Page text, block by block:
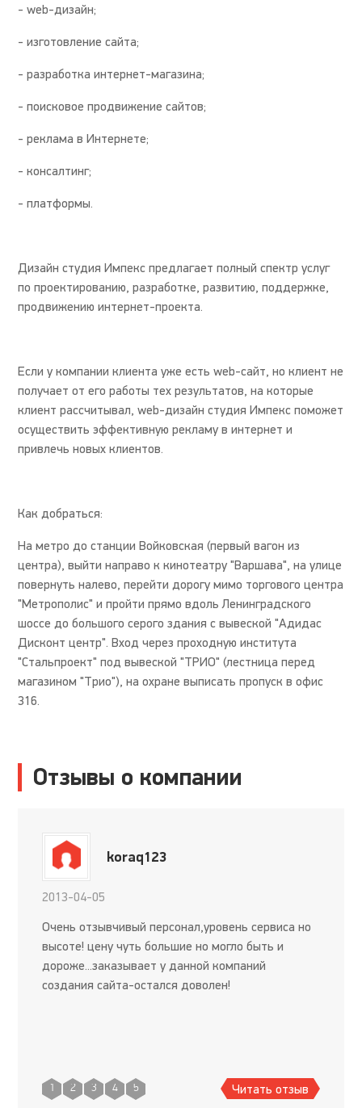
- web-дизайн;
- изготовление сайта;
- разработка интернет-магазина;
- поисковое продвижение сайтов;
- реклама в Интернете;
- консалтинг;
- платформы.
Дизайн студия Импекс предлагает полный спектр услуг
по проектированию, разработке, развитию, поддержке,
продвижению интернет-проекта.
Если у компании клиента уже есть web-сайт, но клиент не
получает от его работы тех результатов, на которые
клиент рассчитывал, web-дизайн студия Импекс поможет
осуществить эффективную рекламу в интернет и
привлечь новых клиентов.
Как добраться:
На метро до станции Войковская (первый вагон из
центра), выйти направо к кинотеатру "Варшава", на улице
повернуть налево, перейти дорогу мимо торгового центра
"Метрополис" и пройти прямо вдоль Ленинградского
шоссе до большого серого здания с вывеской "Адидас
Дисконт центр". Вход через проходную института
"Стальпроект" под вывеской "ТРИО" (лестница перед
магазином "Трио"), на охране выписать пропуск в офис
316.
Отзывы о компании
koraq123
2013-04-05
Очень отзывчивый персонал,уровень сервиса но
высоте! цену чуть большие но могло быть и
дороже...заказывает у данной компаний
создания сайта-остался доволен!
1 2 3 4 5 Читать отзыв